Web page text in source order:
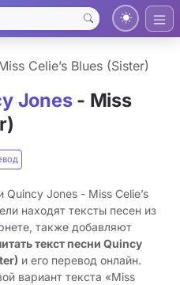
Celie’s Blues (Sister)
Jones- Miss
Jones - Miss Celie’s
находят тексты песен из
также добавляют
текст песни Quincy
и его перевод онлайн.
вариант текста «Miss